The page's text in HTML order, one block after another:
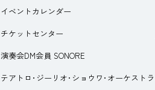
イベントカレンダー
チケットセンター
演奏会DM会員 SONORE
テアトロ･ジーリオ･ショウワ･オーケストラ